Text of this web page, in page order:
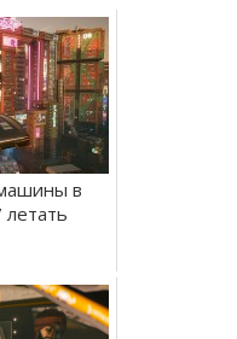
в
летать